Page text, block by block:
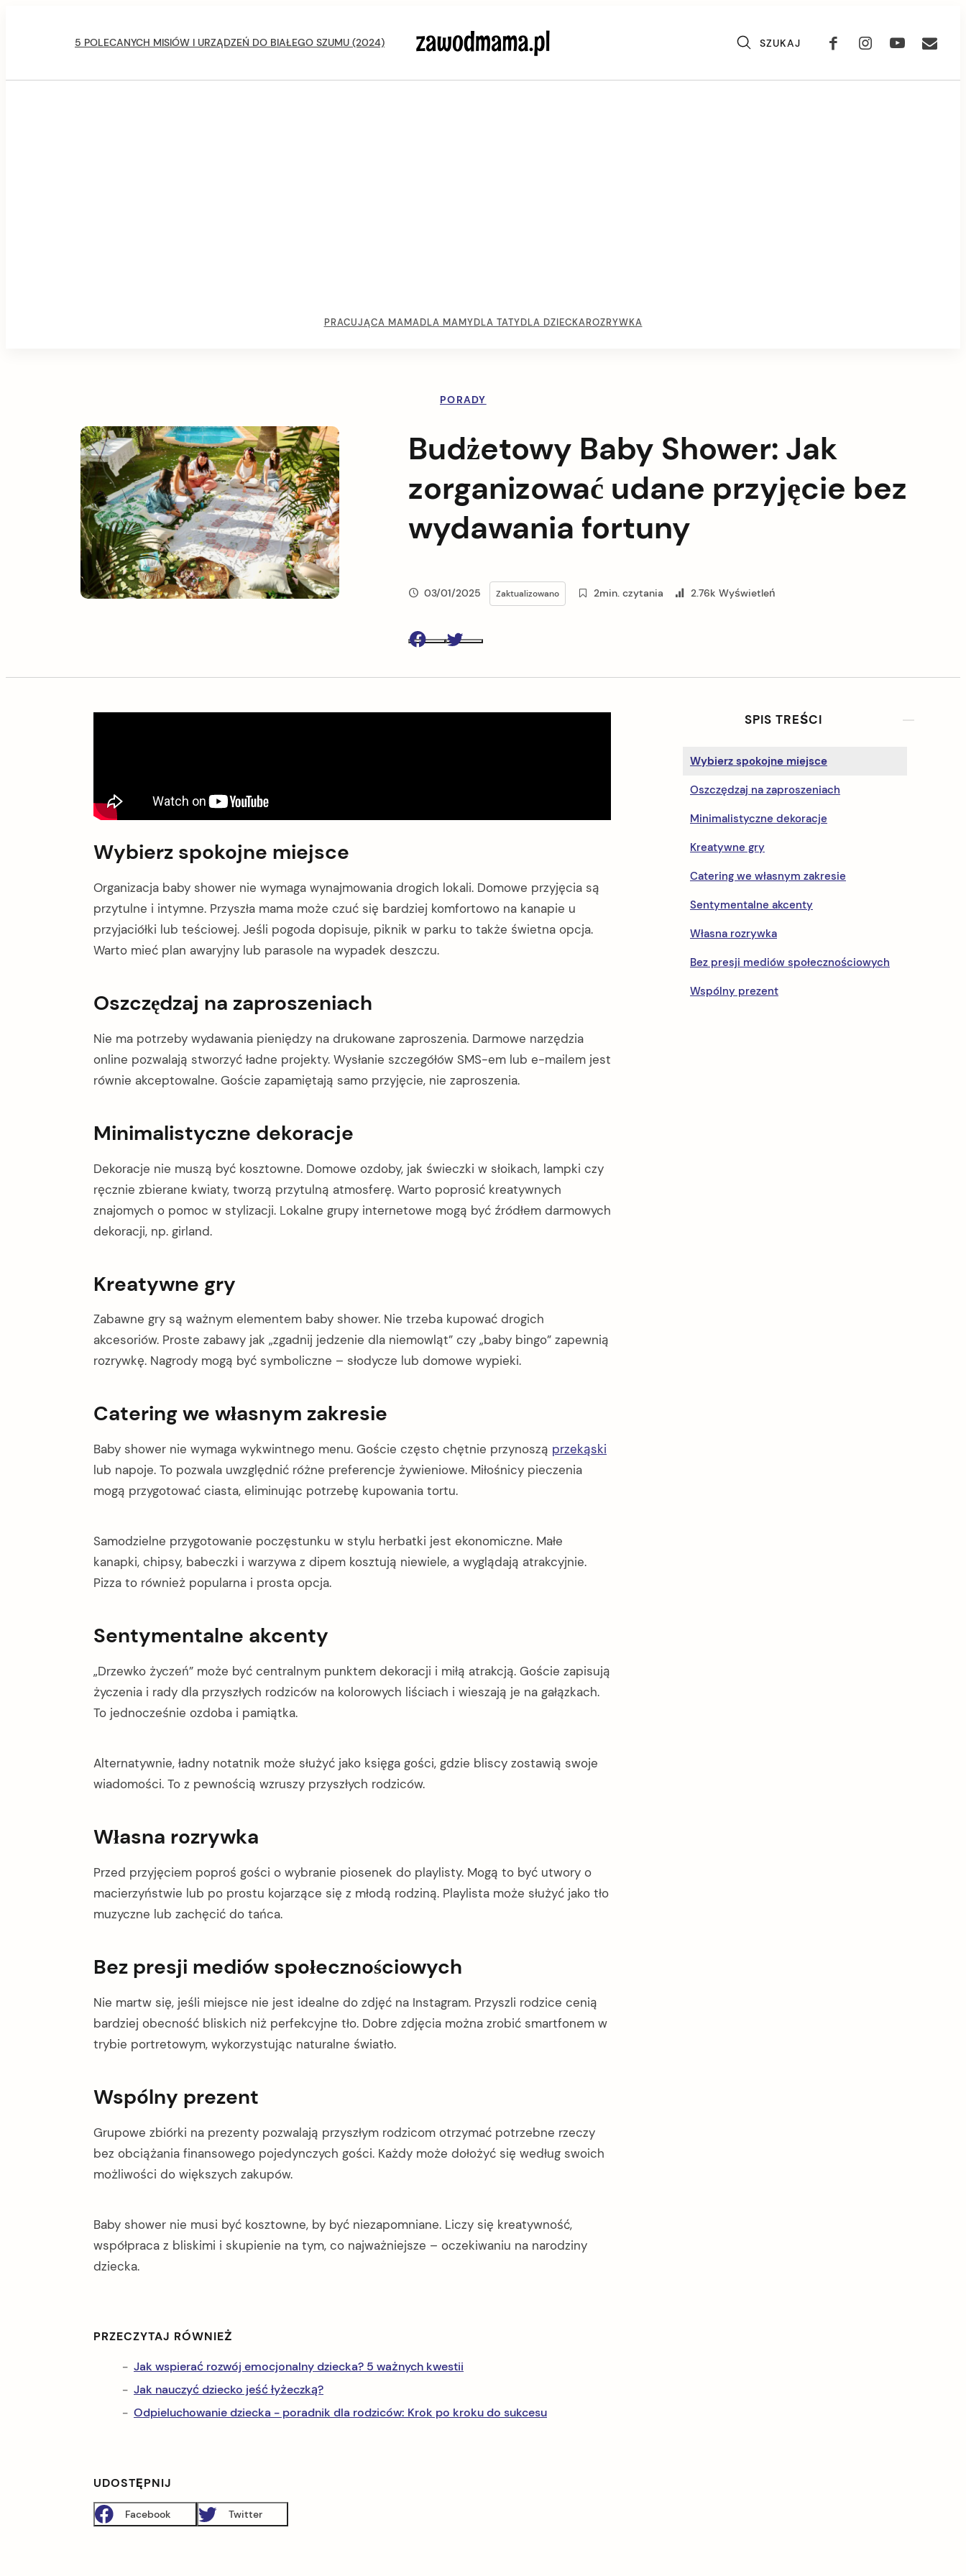
zawodmama.pl
Navigation5 POLECANYCH MISIÓW I URZĄDZEŃ DO BIAŁEGO SZUMU (2024) SZUKAJ
PRACUJĄCA MAMADLA MAMYDLA TATYDLA DZIECKAROZRYWKA
PORADY
Budżetowy Baby Shower: Jak
zorganizować udane przyjęcie bez
wydawania fortuny
03/01/2025 Zaktualizowano 2min. czytania 2.76k Wyświetleń
Facebook
Wybierz spokojne miejsce
Organizacja baby shower nie wymaga wynajmowania drogich lokali. Domowe przyjęcia są
przytulne i intymne. Przyszła mama może czuć się bardziej komfortowo na kanapie u
przyjaciółki lub teściowej. Jeśli pogoda dopisuje, piknik w parku to także świetna opcja.
Warto mieć plan awaryjny lub parasole na wypadek deszczu.
Oszczędzaj na zaproszeniach
Nie ma potrzeby wydawania pieniędzy na drukowane zaproszenia. Darmowe narzędzia
online pozwalają stworzyć ładne projekty. Wysłanie szczegółów SMS-em lub e-mailem jest
równie akceptowalne. Goście zapamiętają samo przyjęcie, nie zaproszenia.
Minimalistyczne dekoracje
Dekoracje nie muszą być kosztowne. Domowe ozdoby, jak świeczki w słoikach, lampki czy
ręcznie zbierane kwiaty, tworzą przytulną atmosferę. Warto poprosić kreatywnych
znajomych o pomoc w stylizacji. Lokalne grupy internetowe mogą być źródłem darmowych
dekoracji, np. girland.
Kreatywne gry
Zabawne gry są ważnym elementem baby shower. Nie trzeba kupować drogich
akcesoriów. Proste zabawy jak „zgadnij jedzenie dla niemowląt” czy „baby bingo” zapewnią
rozrywkę. Nagrody mogą być symboliczne – słodycze lub domowe wypieki.
Catering we własnym zakresie
Baby shower nie wymaga wykwintnego menu. Goście często chętnie przynoszą przekąski
lub napoje. To pozwala uwzględnić różne preferencje żywieniowe. Miłośnicy pieczenia
mogą przygotować ciasta, eliminując potrzebę kupowania tortu.
Samodzielne przygotowanie poczęstunku w stylu herbatki jest ekonomiczne. Małe
kanapki, chipsy, babeczki i warzywa z dipem kosztują niewiele, a wyglądają atrakcyjnie.
Pizza to również popularna i prosta opcja.
Sentymentalne akcenty
„Drzewko życzeń” może być centralnym punktem dekoracji i miłą atrakcją. Goście zapisują
życzenia i rady dla przyszłych rodziców na kolorowych liściach i wieszają je na gałązkach.
To jednocześnie ozdoba i pamiątka.
Alternatywnie, ładny notatnik może służyć jako księga gości, gdzie bliscy zostawią swoje
wiadomości. To z pewnością wzruszy przyszłych rodziców.
Własna rozrywka
Przed przyjęciem poproś gości o wybranie piosenek do playlisty. Mogą to być utwory o
macierzyństwie lub po prostu kojarzące się z młodą rodziną. Playlista może służyć jako tło
muzyczne lub zachęcić do tańca.
Bez presji mediów społecznościowych
Nie martw się, jeśli miejsce nie jest idealne do zdjęć na Instagram. Przyszli rodzice cenią
bardziej obecność bliskich niż perfekcyjne tło. Dobre zdjęcia można zrobić smartfonem w
trybie portretowym, wykorzystując naturalne światło.
Wspólny prezent
Grupowe zbiórki na prezenty pozwalają przyszłym rodzicom otrzymać potrzebne rzeczy
bez obciążania finansowego pojedynczych gości. Każdy może dołożyć się według swoich
możliwości do większych zakupów.
Baby shower nie musi być kosztowne, by być niezapomniane. Liczy się kreatywność,
współpraca z bliskimi i skupienie na tym, co najważniejsze – oczekiwaniu na narodziny
dziecka.
PRZECZYTAJ RÓWNIEŻ
Jak wspierać rozwój emocjonalny dziecka? 5 ważnych kwestii
Jak nauczyć dziecko jeść łyżeczką?
Odpieluchowanie dziecka - poradnik dla rodziców: Krok po kroku do sukcesu
UDOSTĘPNIJ
Facebook Twitter
d
b
SPIS TREŚCI
Wybierz spokojne miejsce
Oszczędzaj na zaproszeniach
Minimalistyczne dekoracje
Kreatywne gry
Catering we własnym zakresie
Sentymentalne akcenty
Własna rozrywka
Bez presji mediów społecznościowych
Wspólny prezent